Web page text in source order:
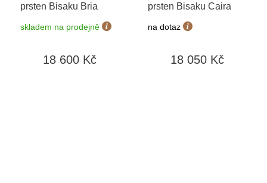
prsten Bisaku Bria
skladem na prodejně
18 600 Kč
prsten Bisaku Caira
na dotaz
18 050 Kč